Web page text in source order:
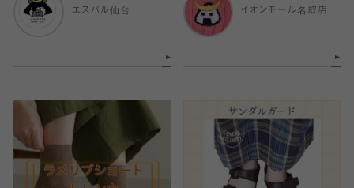
エスパル仙台
イオンモール名取店